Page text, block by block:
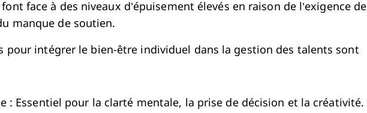
face à des niveaux d’épuisement élevés en raison de l’exigence de
manque de soutien.
pour intégrer le bien-être individuel dans la gestion des talents sont
: Essentiel pour la clarté mentale, la prise de décision et la créativité.